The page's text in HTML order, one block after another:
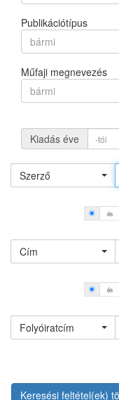
Publikációtípus
bármi
Műfaji megnevezés
bármi
Kiadás éve
Szerző
és
Cím
és
Folyóiratcím
Keresési feltétel(ek)